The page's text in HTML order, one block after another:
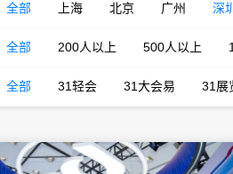
全部 上海 北京 广州 深圳
全部 200人以上 500人以上
全部 31轻会 31大会易 31展